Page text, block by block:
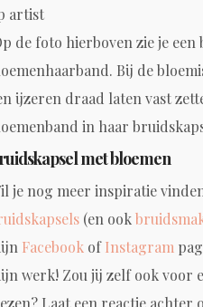
de foto hierboven zie je een
Bij de
ijzeren draad laten vast
in haar
met bloemen
je nog meer inspiratie
(en ook
Facebook ofInstagram
werk! Zou jij zelf ook voor
Laat een reactie